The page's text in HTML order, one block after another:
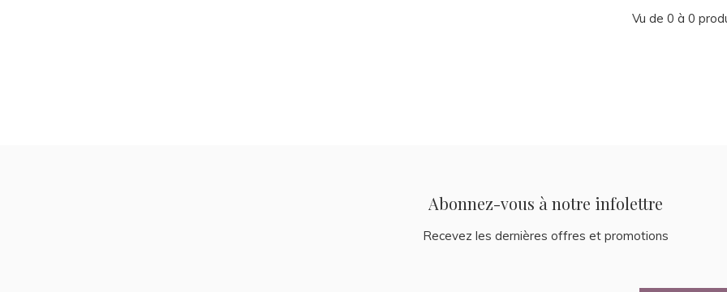
Vu de 0 à 0
Abonnez-vous à notre infolettre
Recevez les dernières offres et promotions